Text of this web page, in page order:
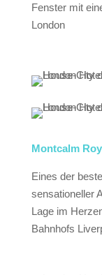
Fenster mit
London
Montcalm
Eines der
sensationeller
Lage im
Bahnhofs